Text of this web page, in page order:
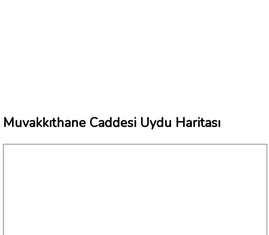
Muvakkıthane Caddesi Uydu Haritası